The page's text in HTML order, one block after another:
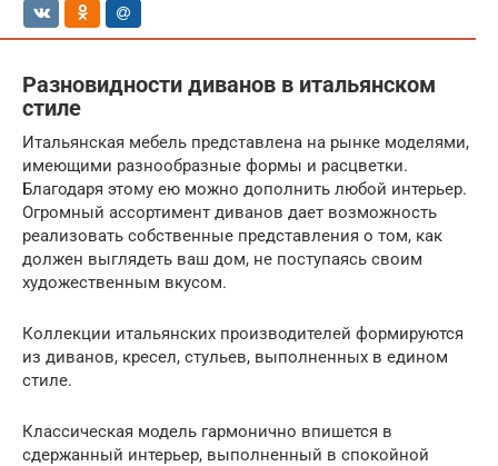
Разновидности диванов в итальянском
стиле
Итальянская мебель представлена на рынке моделями,
имеющими разнообразные формы и расцветки.
Благодаря этому ею можно дополнить любой интерьер.
Огромный ассортимент диванов дает возможность
реализовать собственные представления о том, как
должен выглядеть ваш дом, не поступаясь своим
художественным вкусом.
Коллекции итальянских производителей формируются
из диванов, кресел, стульев, выполненных в едином
стиле.
Классическая модель гармонично впишется в
сдержанный интерьер, выполненный в спокойной